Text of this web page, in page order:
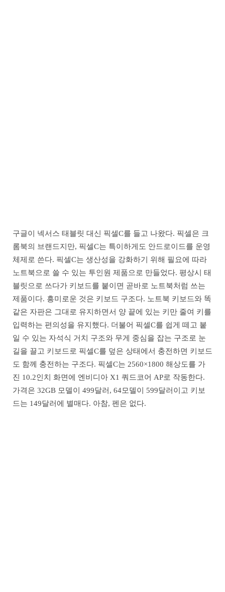
구글이 넥서스 태블릿 대신 픽셀C를 들고 나왔다. 픽셀은 크
롬북의 브랜드지만, 픽셀C는 특이하게도 안드로이드를 운영
체제로 쓴다. 픽셀C는 생산성을 강화하기 위해 필요에 따라
노트북으로 쓸 수 있는 투인원 제품으로 만들었다. 평상시 태
블릿으로 쓰다가 키보드를 붙이면 곧바로 노트북처럼 쓰는
제품이다. 흥미로운 것은 키보드 구조다. 노트북 키보드와 똑
같은 자판은 그대로 유지하면서 양 끝에 있는 키만 줄여 키를
입력하는 편의성을 유지했다. 더불어 픽셀C를 쉽게 떼고 붙
일 수 있는 자석식 거치 구조와 무게 중심을 잡는 구조로 눈
길을 끌고 키보드로 픽셀C를 덮은 상태에서 충전하면 키보드
도 함께 충전하는 구조다. 픽셀C는 2560×1800 해상도를 가
진 10.2인치 화면에 엔비디아 X1 쿼드코어 AP로 작동한다.
가격은 32GB 모델이 499달러, 64모델이 599달러이고 키보
드는 149달러에 별매다. 아참, 펜은 없다.